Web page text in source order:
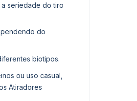
a seriedade do tiro
do
biotipos.
ou uso casual,
Atiradores